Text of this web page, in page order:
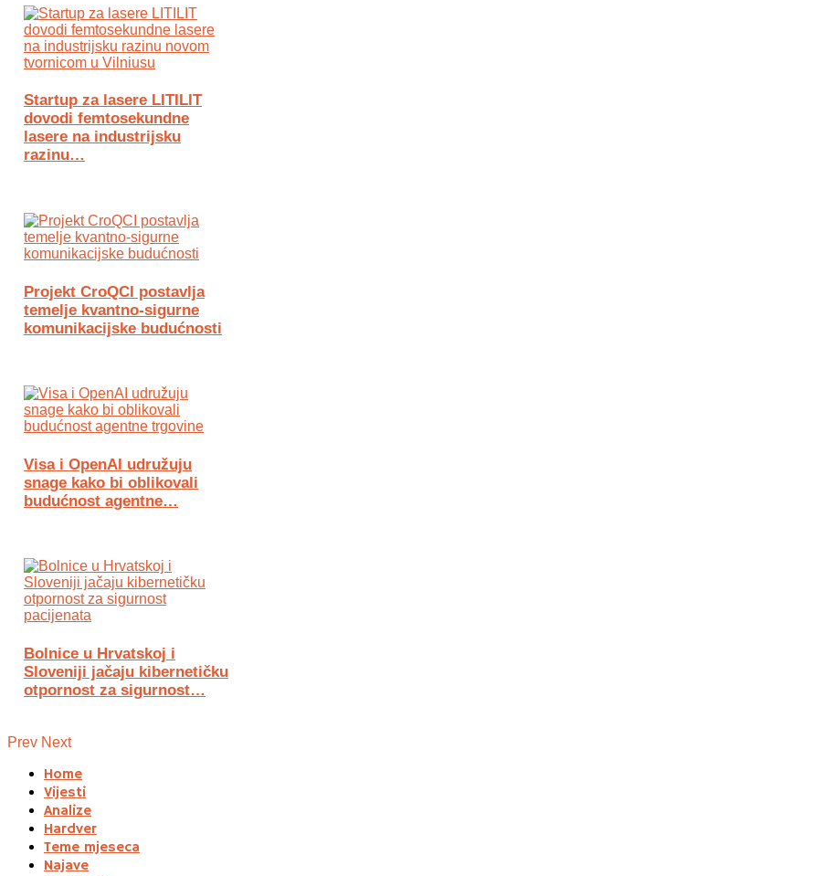
Startup za lasere LITILIT
dovodi femtosekundne
lasere na industrijsku
razinu…
Projekt CroQCI postavlja
temelje kvantno-sigurne
komunikacijske budućnosti
Visa i OpenAI udružuju
snage kako bi oblikovali
budućnost agentne…
Bolnice u Hrvatskoj i
Sloveniji jačaju kibernetičku
otpornost za sigurnost…
Prev Next
Home
Vijesti
Analize
Hardver
Teme mjeseca
Najave